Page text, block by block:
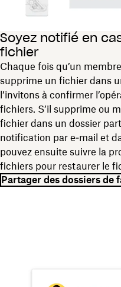
Soyez notifié en
fichier
Chaque fois qu’un
supprime un fichier dans
l’invitons à confirmer
fichiers. S’il supprime ou
fichier dans un dossier
notification par e‑mail et
pouvez ensuite suivre la
fichiers pour restaurer le
Partager des dossiers de